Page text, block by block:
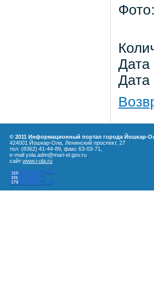
Дата
Дата
© 2011 Информационный портал города Йошкар-
424001 Йошкар-Ола, Ленинский проспект, 27
тел. (8362) 41-44-89, факс 63-03-71,
e-mail yola.adm@mari-el.gov.ru
сайт www.i-ola.ru